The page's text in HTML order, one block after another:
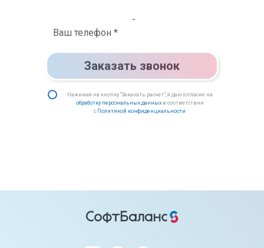
Заказать звонок
Нажимая на кнопку “Заказать расчет”, я даю согласие на
обработку персональных данныхв соответствии
с Политикой конфиденциальности